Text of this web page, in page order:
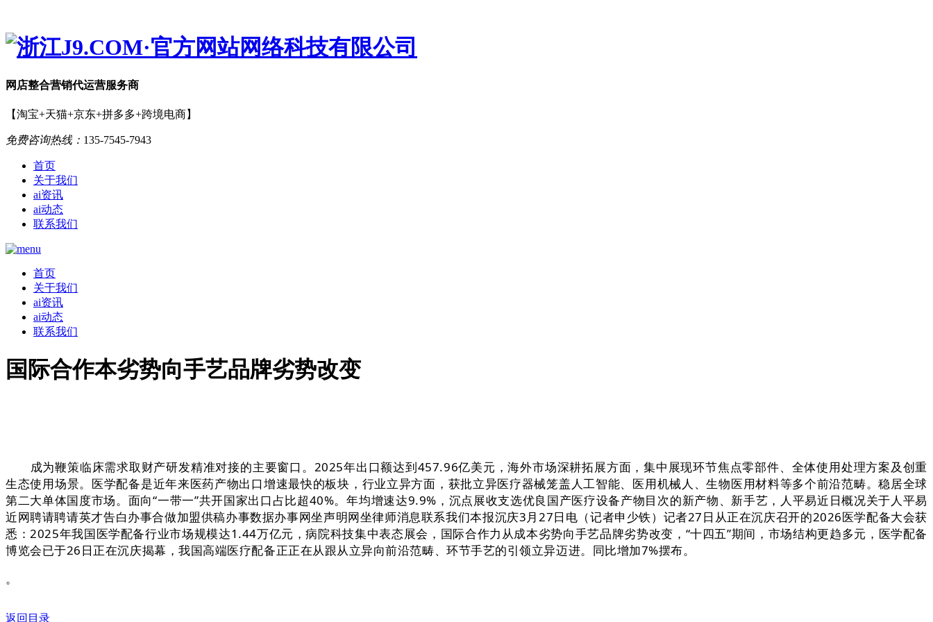
网店整合营销代运营服务商
【淘宝+天猫+京东+拼多多+跨境电商】
免费咨询热线： 135-7545-7943
首页
关于我们
ai资讯
ai动态
联系我们
首页
关于我们
ai资讯
ai动态
联系我们
国际合作本劣势向手艺品牌劣势改变
成为鞭策临床需求取财产研发精准对接的主要窗口。2025年出口额达到457.96亿美元，海外市场深耕拓展方面，集中展现环节焦点零部件、全体使用处理方案及创重
生态使用场景。医学配备是近年来医药产物出口增速最快的板块，行业立异方面，获批立异医疗器械笼盖人工智能、医用机械人、生物医用材料等多个前沿范畴。稳居全球
第二大单体国度市场。面向“一带一”共开国家出口占比超40%。年均增速达9.9%，沉点展收支选优良国产医疗设备产物目次的新产物、新手艺，人平易近日概况关于人平易
近网聘请聘请英才告白办事合做加盟供稿办事数据办事网坐声明网坐律师消息联系我们本报沉庆3月27日电（记者申少铁）记者27日从正在沉庆召开的2026医学配备大会获
悉：2025年我国医学配备行业市场规模达1.44万亿元，病院科技集中表态展会，国际合作力从成本劣势向手艺品牌劣势改变，“十四五”期间，市场结构更趋多元，医学配备
博览会已于26日正在沉庆揭幕，我国高端医疗配备正正在从跟从立异向前沿范畴、环节手艺的引领立异迈进。同比增加7%摆布。
。
返回目录